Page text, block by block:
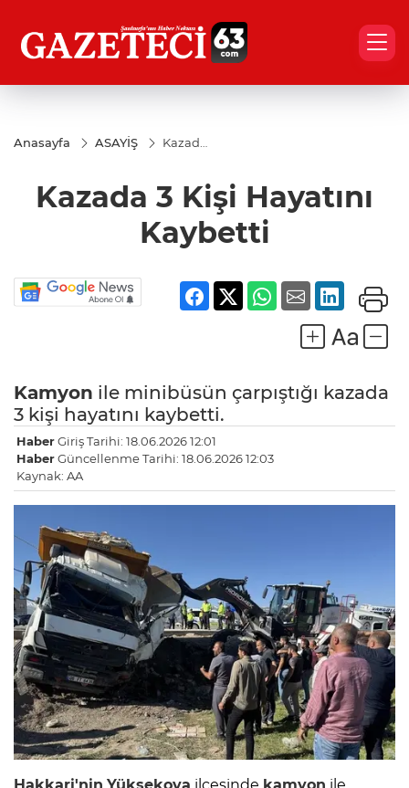
Anasayfa ASAYİŞ
Kazada
Kaybetti
Kazada 3 Kişi Hayatını
Kaybetti
Kamyon ile minibüsün çarpıştığı kazada
3 kişi hayatını kaybetti.
HaberGiriş Tarihi: 18.06.2026 12:01
HaberGüncellenme Tarihi: 18.06.2026 12:03
Kaynak: AA